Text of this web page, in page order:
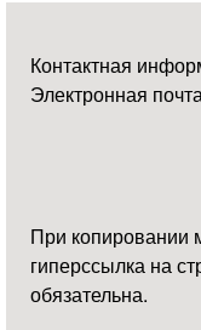
Контактная
Электронная
При копировании
гиперссылка на
обязательна.